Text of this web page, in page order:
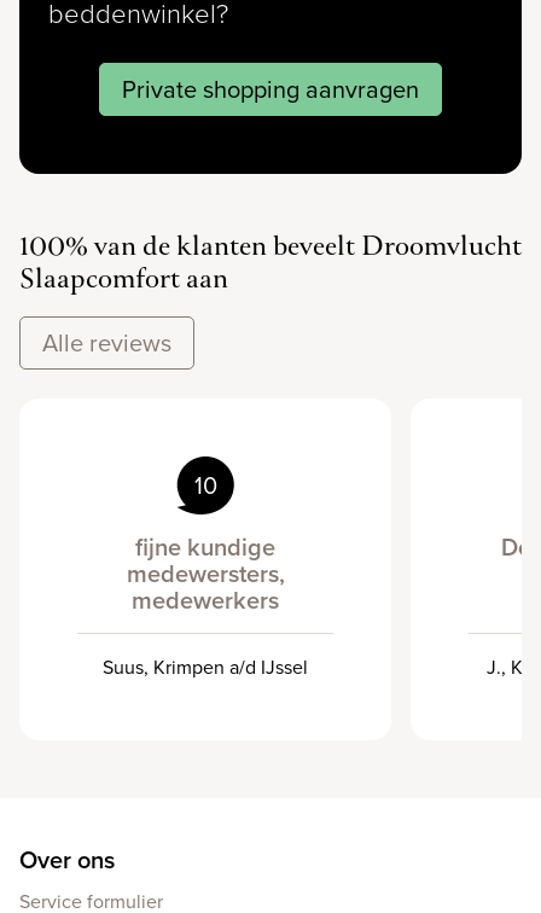
beddenwinkel?
Private shopping aanvragen
100% van de klanten beveelt Droomvlucht
Slaapcomfort aan
Alle reviews
10
fijne kundige
medewersters,
medewerkers
Suus, Krimpen a/d IJssel
De
J.,
Over ons
Service formulier